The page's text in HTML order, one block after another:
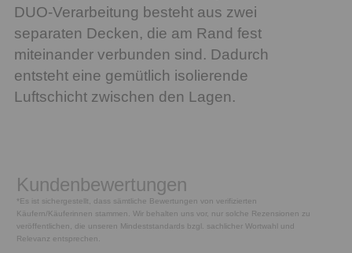
DUO-Verarbeitung besteht aus zwei
separaten Decken, die am Rand fest
miteinander verbunden sind. Dadurch
entsteht eine gemütlich isolierende
Luftschicht zwischen den Lagen.
Kundenbewertungen
*Es ist sichergestellt, dass sämtliche Bewertungen von verifizierten
Käufern/Käuferinnen stammen. Wir behalten uns vor, nur solche Rezensionen zu
veröffentlichen, die unseren Mindeststandards bzgl. sachlicher Wortwahl und
Relevanz entsprechen.